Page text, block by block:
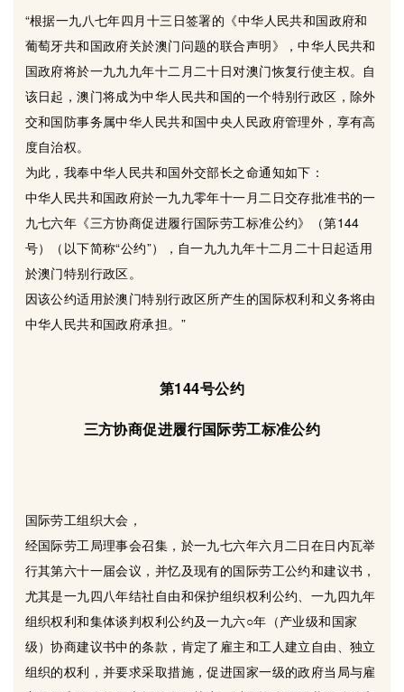
“根据一九八七年四月十三日签署的《中华人民共和国政府和
葡萄牙共和国政府关於澳门问题的联合声明》，中华人民共和
国政府将於一九九九年十二月二十日对澳门恢复行使主权。自
该日起，澳门将成为中华人民共和国的一个特别行政区，除外
交和国防事务属中华人民共和国中央人民政府管理外，享有高
度自治权。
为此，我奉中华人民共和国外交部长之命通知如下：
中华人民共和国政府於一九九零年十一月二日交存批准书的一
九七六年《三方协商促进履行国际劳工标准公约》（第144
号）（以下简称“公约”），自一九九九年十二月二十日起适用
於澳门特别行政区。
因该公约适用於澳门特别行政区所产生的国际权利和义务将由
中华人民共和国政府承担。”
第144号公约
三方协商促进履行国际劳工标准公约
国际劳工组织大会，
经国际劳工局理事会召集，於一九七六年六月二日在日内瓦举
行其第六十一届会议，并忆及现有的国际劳工公约和建议书，
尤其是一九四八年结社自由和保护组织权利公约、一九四九年
组织权利和集体谈判权利公约及一九六○年（产业级和国家
级）协商建议书中的条款，肯定了雇主和工人建立自由、独立
组织的权利，并要求采取措施，促进国家一级的政府当局与雇